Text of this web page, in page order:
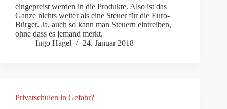
eingepreist werden in die Produkte. Also ist das
Ganze nichts weiter als eine Steuer für die Euro-
Bürger. Ja, auch so kann man Steuern eintreiben,
ohne dass es jemand merkt.
Ingo Hagel
24. Januar 2018
Privatschulen in Gefahr?